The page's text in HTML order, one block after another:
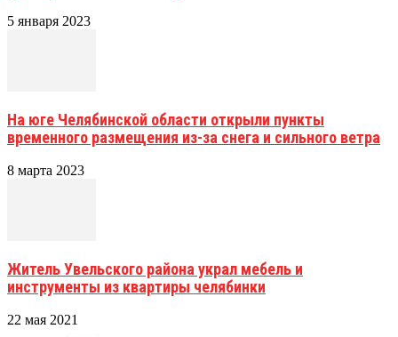
5 января 2023
На юге Челябинской области открыли пункты
временного размещения из-за снега и сильного ветра
8 марта 2023
Житель Увельского района украл мебель и
инструменты из квартиры челябинки
22 мая 2021